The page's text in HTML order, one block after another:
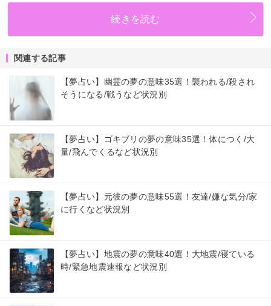
続きを読む
関連する記事
【夢占い】幽霊の夢の意味35選！襲われる/殺され
そうになる/戦うなど状況別
【夢占い】ゴキブリの夢の意味35選！体につく/大
量/飛んでくるなど状況別
【夢占い】元彼の夢の意味55選！友達/嫌な気分/家
に行くなど状況別
【夢占い】地震の夢の意味40選！大地震/寝ている
時/緊急地震速報など状況別